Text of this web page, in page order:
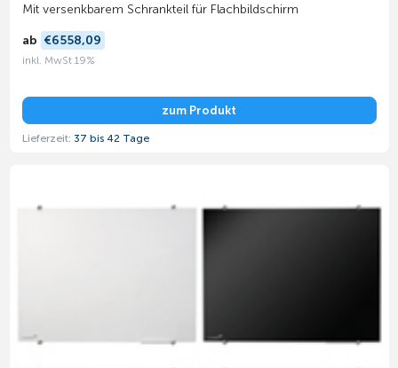
Mit versenkbarem Schrankteil für Flachbildschirm
ab €6558,09
inkl. MwSt 19%
zum Produkt
Lieferzeit: 37 bis 42 Tage